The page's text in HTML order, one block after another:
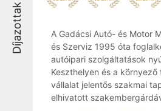
Díjazottak
A Gadácsi Autó- és Motor
és Szerviz 1995 óta
autóipari szolgáltatások
Keszthelyen és a környező
vállalat jelentős szakmai
elhivatott